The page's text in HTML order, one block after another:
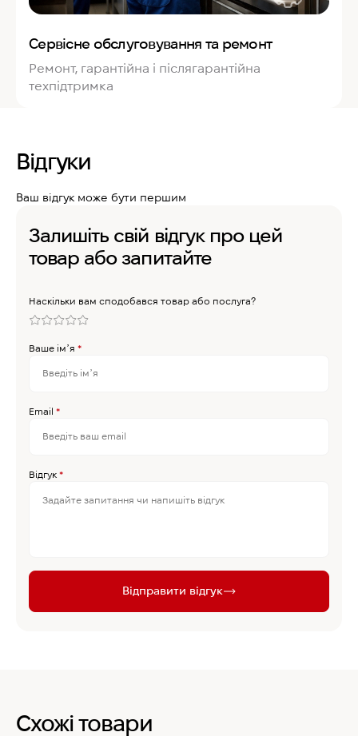
Сервісне обслуговування та ремонт
Ремонт, гарантійна і післягарантійна
техпідтримка
Відгуки
Ваш відгук може бути першим
Залишіть свій відгук про цей
товар або запитайте
Наскільки вам сподобався товар або послуга?
Ваше імʼя *
Email *
Відгук *
Відправити відгук
Схожі товари